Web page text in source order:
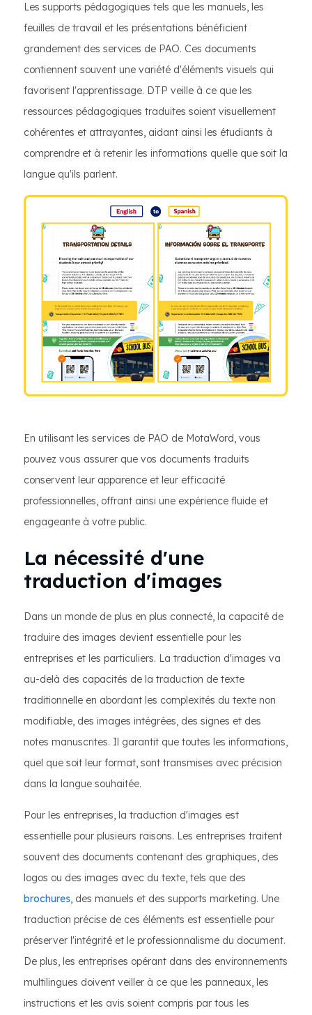
Les supports pédagogiques tels que les manuels, les
feuilles de travail et les présentations bénéficient
grandement des services de PAO. Ces documents
contiennent souvent une variété d'éléments visuels qui
favorisent l'apprentissage. DTP veille à ce que les
ressources pédagogiques traduites soient visuellement
cohérentes et attrayantes, aidant ainsi les étudiants à
comprendre et à retenir les informations quelle que soit la
langue qu'ils parlent.
En utilisant les services de PAO de MotaWord, vous
pouvez vous assurer que vos documents traduits
conservent leur apparence et leur efficacité
professionnelles, offrant ainsi une expérience fluide et
engageante à votre public.
La nécessité d'une
traduction d'images
Dans un monde de plus en plus connecté, la capacité de
traduire des images devient essentielle pour les
entreprises et les particuliers. La traduction d'images va
au-delà des capacités de la traduction de texte
traditionnelle en abordant les complexités du texte non
modifiable, des images intégrées, des signes et des
notes manuscrites. Il garantit que toutes les informations,
quel que soit leur format, sont transmises avec précision
dans la langue souhaitée.
Pour les entreprises, la traduction d'images est
essentielle pour plusieurs raisons. Les entreprises traitent
souvent des documents contenant des graphiques, des
logos ou des images avec du texte, tels que des
brochures, des manuels et des supports marketing. Une
traduction précise de ces éléments est essentielle pour
préserver l'intégrité et le professionnalisme du document.
De plus, les entreprises opérant dans des environnements
multilingues doivent veiller à ce que les panneaux, les
instructions et les avis soient compris par tous les